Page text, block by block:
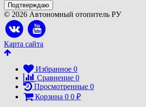
Подтверждаю
© 2026 Автономный отопитель РУ
Карта сайта
Избранное 0
Сравнение 0
Просмотренные 0
Корзина 0 0 ₽